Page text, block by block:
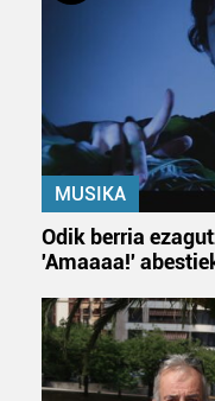
MUSIKA
Odik berria
'Amaaaa!'